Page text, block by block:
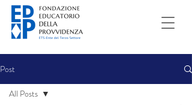
Post
All Posts